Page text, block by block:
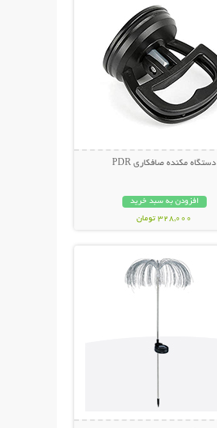
دستگاه مکنده صافکاری PDR
افزودن به سبد خرید
328,000 تومان